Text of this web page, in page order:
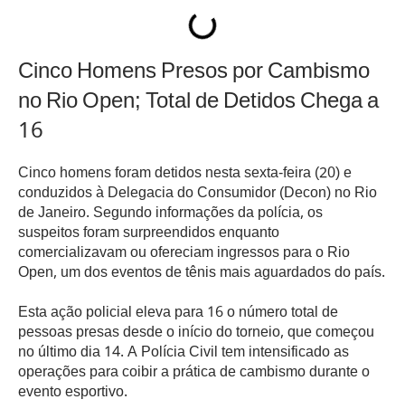
Cinco Homens Presos por Cambismo
no Rio Open; Total de Detidos Chega a
16
Cinco homens foram detidos nesta sexta-feira (20) e
conduzidos à Delegacia do Consumidor (Decon) no Rio
de Janeiro. Segundo informações da polícia, os
suspeitos foram surpreendidos enquanto
comercializavam ou ofereciam ingressos para o Rio
Open, um dos eventos de tênis mais aguardados do país.
Esta ação policial eleva para 16 o número total de
pessoas presas desde o início do torneio, que começou
no último dia 14. A Polícia Civil tem intensificado as
operações para coibir a prática de cambismo durante o
evento esportivo.